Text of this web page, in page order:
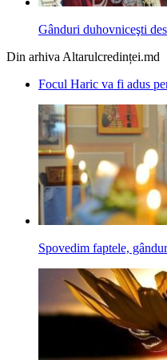
Gânduri duhovniceşti
Din arhiva Altarulcredinței.md
Focul Haric va fi adus
Spovedim faptele,